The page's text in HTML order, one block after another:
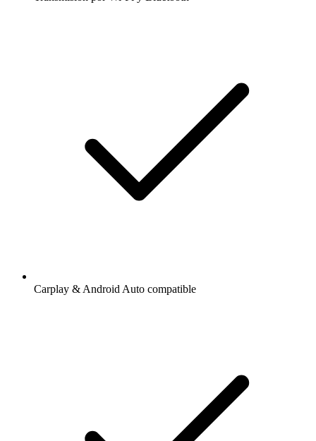
Carplay & Android Auto compatible